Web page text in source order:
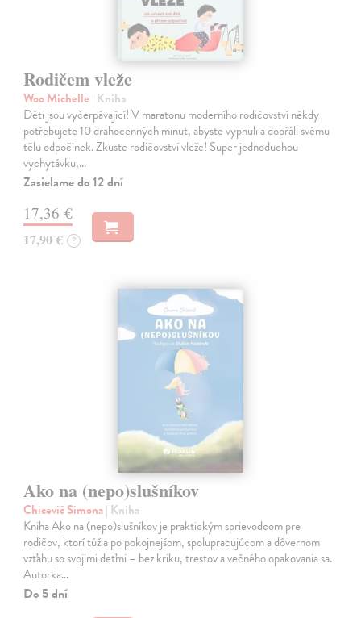
Rodičem vleže
Woo Michelle | Kniha
Děti jsou vyčerpávající! V maratonu moderního rodičovství někdy
potřebujete 10 drahocenných minut, abyste vypnuli a dopřáli svému
tělu odpočinek. Zkuste rodičovství vleže! Super jednoduchou
vychytávku,…
Zasielame do 12 dní
17,36 €
17,90 € ?
Ako na (nepo)slušníkov
Chicevič Simona| Kniha
Kniha Ako na (nepo)slušníkov je praktickým sprievodcom pre
rodičov, ktorí túžia po pokojnejšom, spolupracujúcom a dôvernom
vzťahu so svojimi deťmi – bez kriku, trestov a večného opakovania sa.
Autorka…
Do 5 dní